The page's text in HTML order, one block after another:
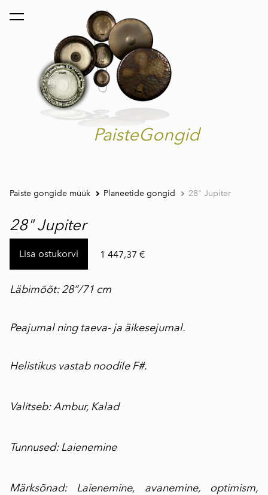
PaisteGongid
lisati ostukorvi. Vaata ostukorvi
Paiste gongide müük Planeetide gongid 28" Jupiter
28" Jupiter
Lisa ostukorvi 1 447,37 €
Läbimõõt: 28”/71 cm
Peajumal ning taeva- ja äikesejumal.
Helistikus vastab noodile F#.
Valitseb: Ambur, Kalad
Tunnused: Laienemine
Märksõnad: Laienemine, avanemine, optimism,